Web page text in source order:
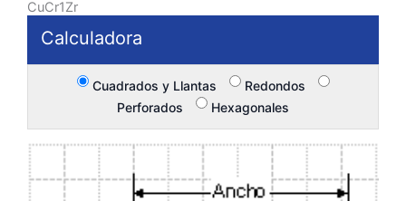
CuCr1Zr
Calculadora
Cuadrados y Llantas
Redondos
Perforados
Hexagonales